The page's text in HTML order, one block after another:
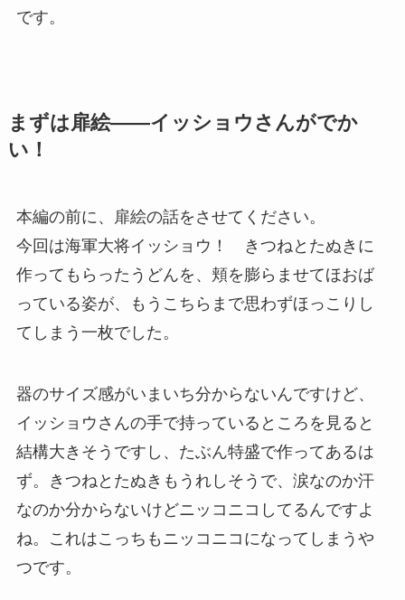
です。
まずは扉絵——イッショウさんがでか
い！
本編の前に、扉絵の話をさせてください。
今回は海軍大将イッショウ！ きつねとたぬきに
作ってもらったうどんを、頬を膨らませてほおば
っている姿が、もうこちらまで思わずほっこりし
てしまう一枚でした。
器のサイズ感がいまいち分からないんですけど、
イッショウさんの手で持っているところを見ると
結構大きそうですし、たぶん特盛で作ってあるは
ず。きつねとたぬきもうれしそうで、涙なのか汗
なのか分からないけどニッコニコしてるんですよ
ね。これはこっちもニッコニコになってしまうや
つです。